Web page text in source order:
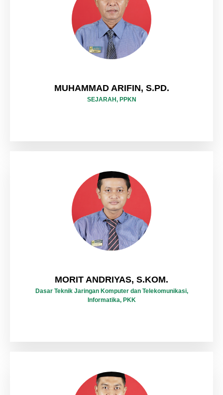
MUHAMMAD ARIFIN, S.PD.
SEJARAH, PPKN
MORIT ANDRIYAS, S.KOM.
Dasar Teknik Jaringan Komputer dan Telekomunikasi,
Informatika, PKK